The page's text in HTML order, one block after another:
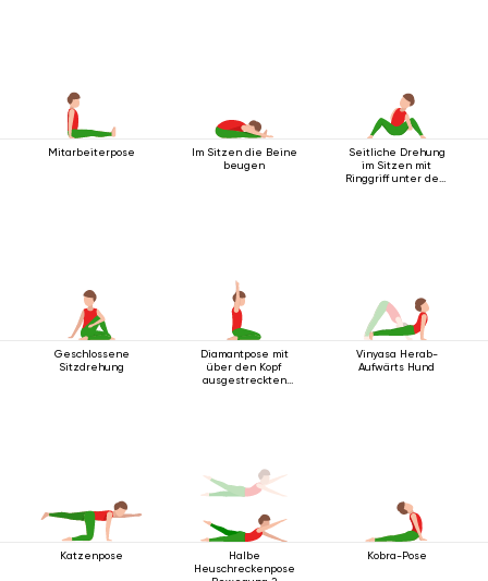
Mitarbeiterpose
Im Sitzen die Beine
beugen
Seitliche Drehung
im Sitzen mit
Ringgriff unter dem
Geschlossene
Sitzdrehung
Diamantpose mit
über den Kopf
ausgestreckten
Vinyasa Herab-
Aufwärts Hund
Katzenpose
Halbe
Heuschreckenpose
Kobra-Pose